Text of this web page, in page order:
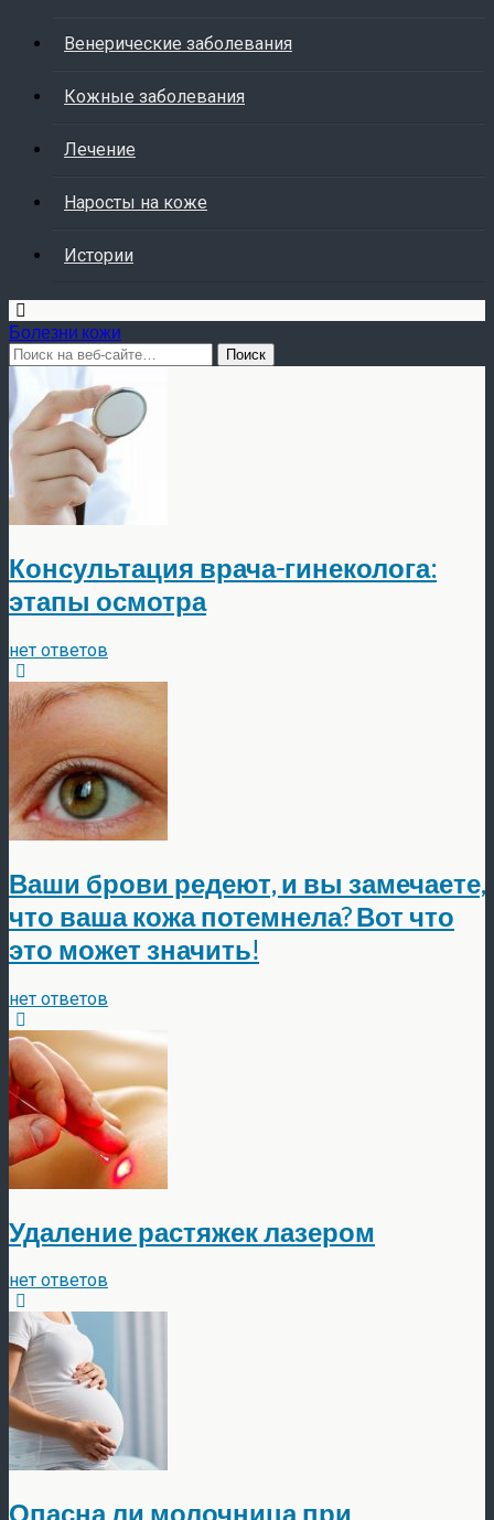
Венерические заболевания
Кожные заболевания
Лечение
Наросты на коже
Истории
Болезни кожи
Консультация врача-гинеколога:
этапы осмотра
нет ответов
Ваши брови редеют, и вы замечаете,
что ваша кожа потемнела? Вот что
это может значить!
нет ответов
Удаление растяжек лазером
нет ответов
Опасна ли молочница при